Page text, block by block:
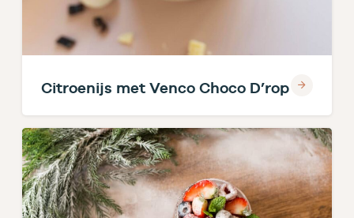
Citroenijs met Venco Choco D’rop